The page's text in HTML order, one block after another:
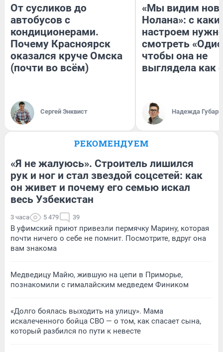
От сусликов до
автобусов с
кондиционерами.
Почему Красноярск
оказался круче Омска
(почти во всём)
Сергей Энквист
«Мы видим
Нолана»: с
настроем
смотреть
чтобы она не
выглядела как
Надежда Губарь
РЕКОМЕНДУЕМ
«Я не жалуюсь». Строитель лишился
рук и ног и стал звездой соцсетей: как
он живет и почему его семью искал
весь Узбекистан
3 часа 5 479 39
В уфимский приют привезли пермячку Марину, которая
почти ничего о себе не помнит. Посмотрите, вдруг она
вам знакома
Медведицу Майю, жившую на цепи в Приморье,
познакомили с гималайским медведем Фиником
«Долго боялась выходить на улицу». Мама
искалеченного бойца СВО — о том, как спасает сына,
который разбился по пути к невесте